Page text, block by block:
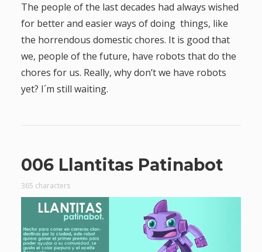
The people of the last decades had always wished
for better and easier ways of doing things, like
the horrendous domestic chores. It is good that
we, people of the future, have robots that do the
chores for us. Really, why don’t we have robots
yet? I´m still waiting.
006 Llantitas Patinabot
365 characters